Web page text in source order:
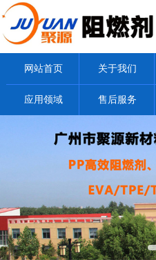
网站首页 关于我们
应用领域 售后服务